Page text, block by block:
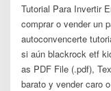
Tutorial Para Invertir
comprar o vender un
autoconvencerte
si aún blackrock etf
as PDF File (.pdf),
barato y vender caro